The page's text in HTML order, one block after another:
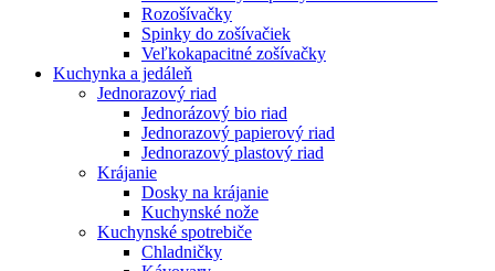
Rozošívačky
Spinky do zošívačiek
Veľkokapacitné zošívačky
Kuchynka a jedáleň
Jednorazový riad
Jednorázový bio riad
Jednorazový papierový riad
Jednorazový plastový riad
Krájanie
Dosky na krájanie
Kuchynské nože
Kuchynské spotrebiče
Chladničky